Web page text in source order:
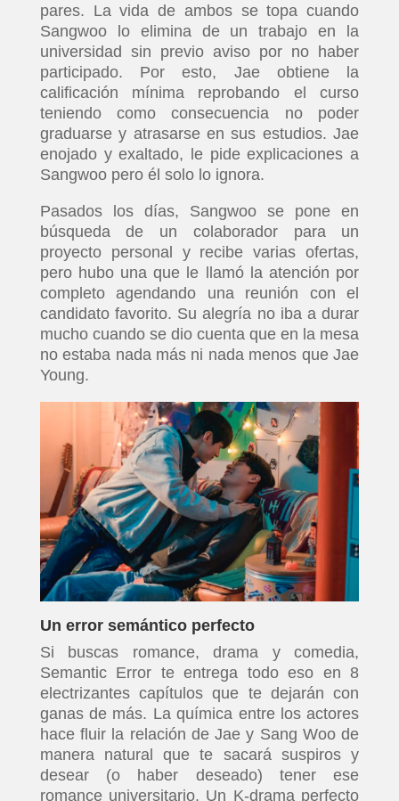
pares. La vida de ambos se topa cuando
Sangwoo lo elimina de un trabajo en la
universidad sin previo aviso por no haber
participado. Por esto, Jae obtiene la
calificación mínima reprobando el curso
teniendo como consecuencia no poder
graduarse y atrasarse en sus estudios. Jae
enojado y exaltado, le pide explicaciones a
Sangwoo pero él solo lo ignora.
Pasados los días, Sangwoo se pone en
búsqueda de un colaborador para un
proyecto personal y recibe varias ofertas,
pero hubo una que le llamó la atención por
completo agendando una reunión con el
candidato favorito. Su alegría no iba a durar
mucho cuando se dio cuenta que en la mesa
no estaba nada más ni nada menos que Jae
Young.
Un error semántico perfecto
Si buscas romance, drama y comedia,
Semantic Error te entrega todo eso en 8
electrizantes capítulos que te dejarán con
ganas de más. La química entre los actores
hace fluir la relación de Jae y Sang Woo de
manera natural que te sacará suspiros y
desear (o haber deseado) tener ese
romance universitario. Un K-drama perfecto